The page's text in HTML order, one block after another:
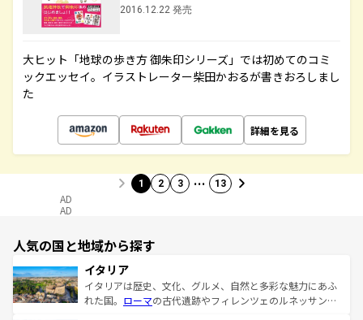
2016.12.22 発売
大ヒット「地球の歩き方 御朱印シリーズ」では初めてのコミ
ックエッセイ。イラストレーター柴田かおるが書きおろしまし
た
詳細を見る
1 2 3 … 13
AD
AD
人気の国と地域から探す
イタリア
イタリアは歴史、文化、グルメ、自然と多彩な魅力にあふ
れた国。 ローマの古代遺跡やフィレンツェのルネッサンス